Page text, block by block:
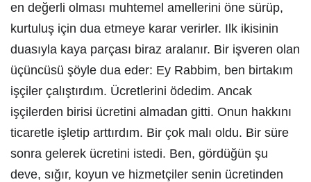
en değerli olması muhtemel amellerini öne sürüp,
kurtuluş için dua etmeye karar verirler. Ilk ikisinin
duasıyla kaya parçası biraz aralanır. Bir işveren olan
üçüncüsü şöyle dua eder: Ey Rabbim, ben birtakım
işçiler çalıştırdım. Ücretlerini ödedim. Ancak
işçilerden birisi ücretini almadan gitti. Onun hakkını
ticaretle işletip arttırdım. Bir çok malı oldu. Bir süre
sonra gelerek ücretini istedi. Ben, gördüğün şu
deve, sığır, koyun ve hizmetçiler senin ücretinden